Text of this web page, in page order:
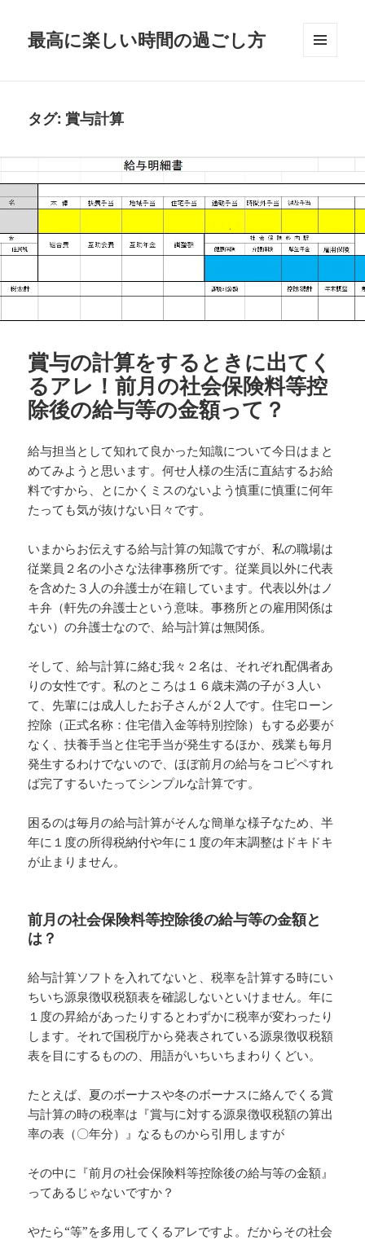
最高に楽しい時間の過ごし方
タグ: 賞与計算
賞与の計算をするときに出てく
るアレ！前月の社会保険料等控
除後の給与等の金額って？
給与担当として知れて良かった知識について今日はまと
めてみようと思います。何せ人様の生活に直結するお給
料ですから、とにかくミスのないよう慎重に慎重に何年
たっても気が抜けない日々です。
いまからお伝えする給与計算の知識ですが、私の職場は
従業員２名の小さな法律事務所です。従業員以外に代表
を含めた３人の弁護士が在籍しています。代表以外はノ
キ弁（軒先の弁護士という意味。事務所との雇用関係は
ない）の弁護士なので、給与計算は無関係。
そして、給与計算に絡む我々２名は、それぞれ配偶者あ
りの女性です。私のところは１６歳未満の子が３人い
て、先輩には成人したお子さんが２人です。住宅ローン
控除（正式名称：住宅借入金等特別控除）もする必要が
なく、扶養手当と住宅手当が発生するほか、残業も毎月
発生するわけでないので、ほぼ前月の給与をコピペすれ
ば完了するいたってシンプルな計算です。
困るのは毎月の給与計算がそんな簡単な様子なため、半
年に１度の所得税納付や年に１度の年末調整はドキドキ
が止まりません。
前月の社会保険料等控除後の給与等の金額と
は？
給与計算ソフトを入れてないと、税率を計算する時にい
ちいち源泉徴収税額表を確認しないといけません。年に
１度の昇給があったりするとわずかに税率が変わったり
します。それで国税庁から発表されている源泉徴収税額
表を目にするものの、用語がいちいちまわりくどい。
たとえば、夏のボーナスや冬のボーナスに絡んでくる賞
与計算の時の税率は『賞与に対する源泉徴収税額の算出
率の表（〇年分）』なるものから引用しますが
その中に『前月の社会保険料等控除後の給与等の金額』
ってあるじゃないですか？
やたら“等”を多用してくるアレですよ。だからその社会